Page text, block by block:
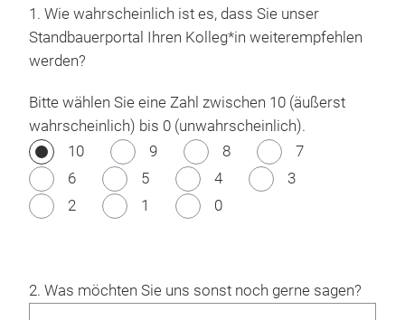
1. Wie wahrscheinlich ist es, dass Sie unser
Standbauerportal Ihren Kolleg*in weiterempfehlen
werden?
Bitte wählen Sie eine Zahl zwischen 10 (äußerst
wahrscheinlich) bis 0 (unwahrscheinlich).
10
9 8
7
6
5 4
3
2
1 0
2. Was möchten Sie uns sonst noch gerne sagen?